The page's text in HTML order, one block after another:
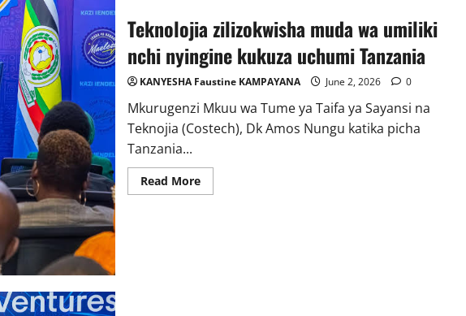
Teknolojia zilizokwisha muda wa umiliki
nchi nyingine kukuza uchumi Tanzania
KANYESHA Faustine KAMPAYANA June 2, 2026 0
Mkurugenzi Mkuu wa Tume ya Taifa ya Sayansi na
Teknojia (Costech), Dk Amos Nungu katika picha
Tanzania...
Read MoreRead
more